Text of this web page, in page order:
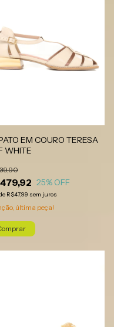
EM COURO TERESA
WHITE
25% OFF
R$47,99 sem juros
última peça!